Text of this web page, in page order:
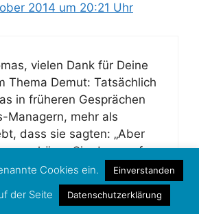
2014 um 20:21 Uhr
vielen Dank für Deine
Thema Demut: Tatsächlich
in früheren Gesprächen
Managern, mehr als
dass sie sagten: „Aber
hören Sie dann auf,
groß war das
als ich dann
„Auf keinen Fall.“ Deshalb
Cookies ein. Einverstanden
der Seite Datenschutzerklärung